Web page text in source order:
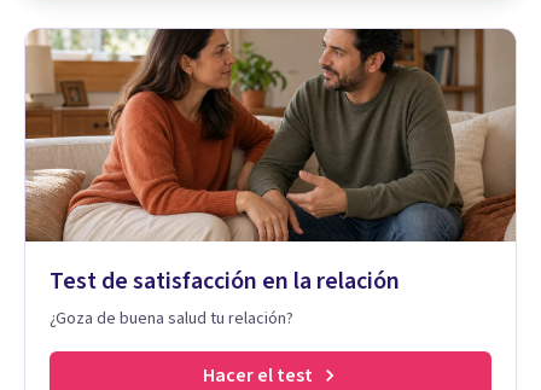
Test de satisfacción en la relación
¿Goza de buena salud tu relación?
Hacer el test